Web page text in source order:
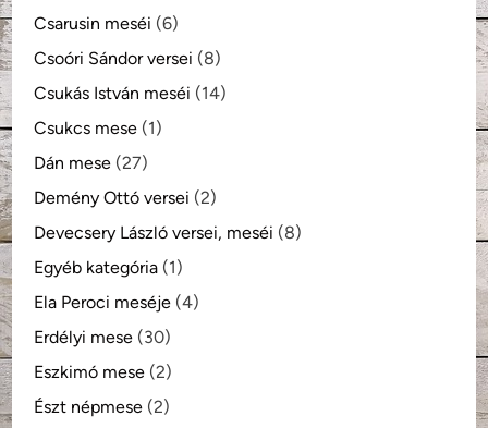
Csarusin meséi (6)
Csoóri Sándor versei (8)
Csukás István meséi (14)
Csukcs mese (1)
Dán mese (27)
Demény Ottó versei (2)
Devecsery László versei, meséi (8)
Egyéb kategória (1)
Ela Peroci meséje (4)
Erdélyi mese (30)
Eszkimó mese (2)
Észt népmese (2)